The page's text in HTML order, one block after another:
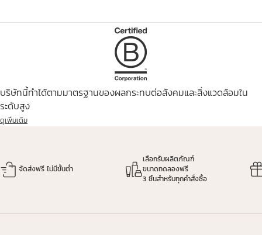
บริษัทนี้ทำได้ตามมาตรฐานของผลกระทบต่อสังคมและสิ่งแวดล้อมใน
ระดับสูง
ดูเพิ่มเติม
จัดส่งฟรี ไม่มีขั้นต่ำ
เลือกรับผลิตภัณฑ์
ขนาดทดลองฟรี
3 ชิ้นสำหรับทุกคำสั่งซื้อ